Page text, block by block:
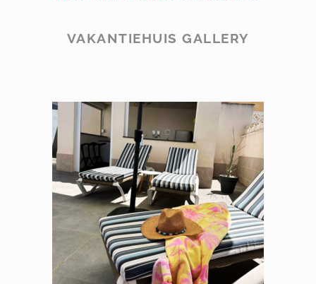
VAKANTIEHUIS GALLERY